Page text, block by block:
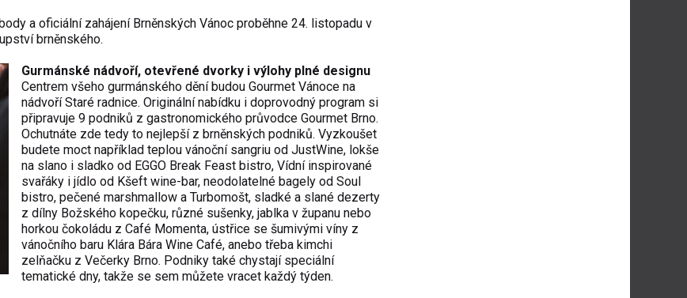
a oficiální zahájení Brněnských Vánoc proběhne 24. listopadu v
brněnského.
Gurmánské nádvoří, otevřené dvorky i výlohy plné designu
Centrem všeho gurmánského dění budou Gourmet Vánoce na
nádvoří Staré radnice. Originální nabídku i doprovodný program si
připravuje 9 podniků z gastronomického průvodce Gourmet Brno.
Ochutnáte zde tedy to nejlepší z brněnských podniků. Vyzkoušet
budete moct například teplou vánoční sangriu od JustWine, lokše
na slano i sladko od EGGO Break Feast bistro, Vídní inspirované
svařáky i jídlo od Kšeft wine-bar, neodolatelné bagely od Soul
bistro, pečené marshmallow a Turbomošt, sladké a slané dezerty
z dílny Božského kopečku, různé sušenky, jablka v županu nebo
horkou čokoládu z Café Momenta, ústřice se šumivými víny z
vánočního baru Klára Bára Wine Café, anebo třeba kimchi
zelňačku z Večerky Brno. Podniky také chystají speciální
tematické dny, takže se sem můžete vracet každý týden.